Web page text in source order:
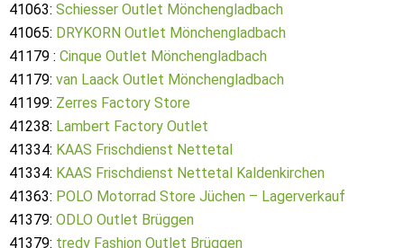
41063: Schiesser Outlet Mönchengladbach
41065: DRYKORN Outlet Mönchengladbach
41179 : Cinque Outlet Mönchengladbach
41179: van Laack Outlet Mönchengladbach
41199: Zerres Factory Store
41238: Lambert Factory Outlet
41334: KAAS Frischdienst Nettetal
41334: KAAS Frischdienst Nettetal Kaldenkirchen
41363: POLO Motorrad Store Jüchen – Lagerverkauf
41379: ODLO Outlet Brüggen
41379: tredy Fashion Outlet Brüggen